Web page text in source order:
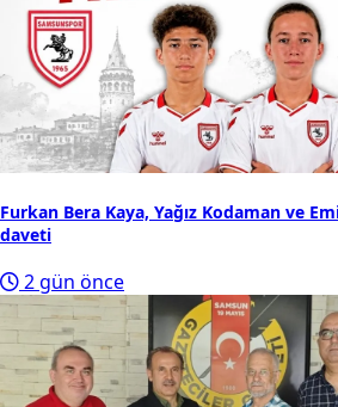
Furkan Bera Kaya, Yağız Kodaman ve
daveti
2 gün önce